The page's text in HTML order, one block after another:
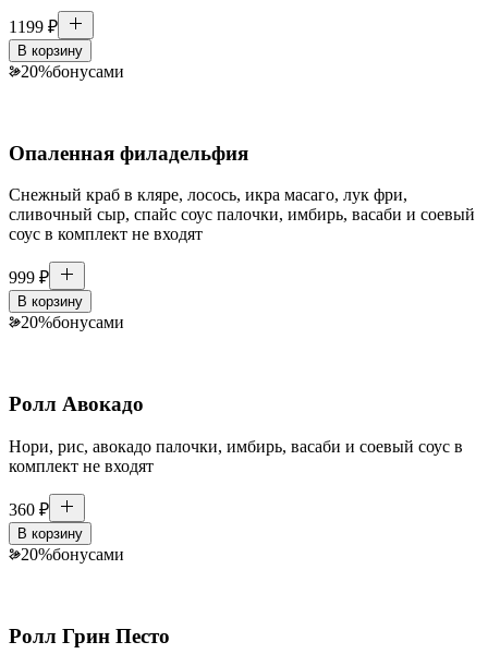
1199 ₽
В корзину
20%бонусами
Опаленная филадельфия
Снежный краб в кляре, лосось, икра масаго, лук фри,
сливочный сыр, спайс соус палочки, имбирь, васаби и соевый
соус в комплект не входят
999 ₽
В корзину
20%бонусами
Ролл Авокадо
Нори, рис, авокадо палочки, имбирь, васаби и соевый соус в
комплект не входят
360 ₽
В корзину
20%бонусами
Ролл Грин Песто